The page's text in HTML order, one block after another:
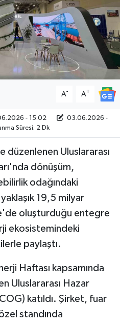
A- A+
- 15:02
03.06.2026 -
Süresi: 2 Dk
düzenlenen Uluslararası
dönüşüm,
odağındaki
19,5 milyar
oluşturduğu entegre
ekosistemindeki
paylaştı.
Haftası kapsamında
Uluslararası Hazar
katıldı. Şirket, fuar
standında